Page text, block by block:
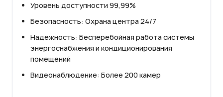
Уровень доступности 99,99%
Безопасность: Охрана центра 24/7
Надежность: Бесперебойная работа системы
энергоснабжения и кондиционирования
помещений
Видеонаблюдение: Более 200 камер